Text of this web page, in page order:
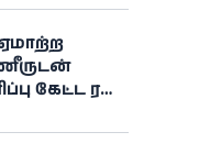
கேட்ட ரவி